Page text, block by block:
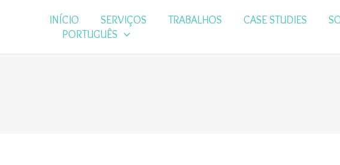
INÍCIO SERVIÇOS TRABALHOS CASE STUDIES
PORTUGUÊS